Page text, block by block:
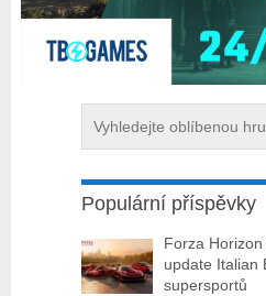
Populární příspěvky
Forza
update Italian
supersportů